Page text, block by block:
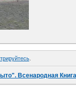
.
Всенародная